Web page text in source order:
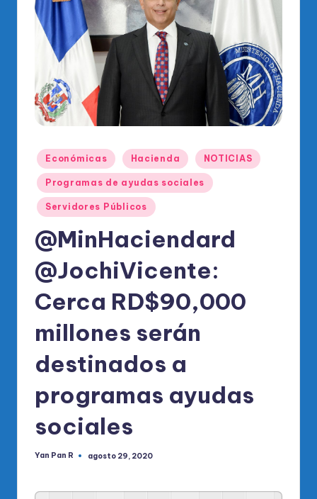
di
O
al
el
P
M
Publicado
en
Económicas Hacienda NOTICIAS
Programas de ayudas sociales
Servidores Públicos
@MinHaciendard
@JochiVicente:
Cerca RD$90,000
millones serán
destinados a
programas ayudas
sociales
Publicado
Yan Pan R agosto 29, 2020